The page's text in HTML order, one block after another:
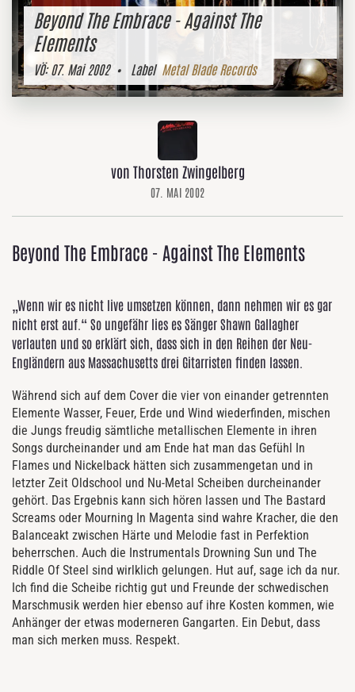
Beyond The Embrace - Against The
Elements
VÖ:07. Mai 2002• Label Metal Blade Records
von Thorsten Zwingelberg
07. MAI 2002
Beyond The Embrace - Against The Elements
„Wenn wir es nicht live umsetzen können, dann nehmen wir es gar
nicht erst auf.“ So ungefähr lies es Sänger Shawn Gallagher
verlauten und so erklärt sich, dass sich in den Reihen der Neu-
Engländern aus Massachusetts drei Gitarristen finden lassen.
Während sich auf dem Cover die vier von einander getrennten
Elemente Wasser, Feuer, Erde und Wind wiederfinden, mischen
die Jungs freudig sämtliche metallischen Elemente in ihren
Songs durcheinander und am Ende hat man das Gefühl In
Flames und Nickelback hätten sich zusammengetan und in
letzter Zeit Oldschool und Nu-Metal Scheiben durcheinander
gehört. Das Ergebnis kann sich hören lassen und The Bastard
Screams oder Mourning In Magenta sind wahre Kracher, die den
Balanceakt zwischen Härte und Melodie fast in Perfektion
beherrschen. Auch die Instrumentals Drowning Sun und The
Riddle Of Steel sind wirlklich gelungen. Hut auf, sage ich da nur.
Ich find die Scheibe richtig gut und Freunde der schwedischen
Marschmusik werden hier ebenso auf ihre Kosten kommen, wie
Anhänger der etwas moderneren Gangarten. Ein Debut, dass
man sich merken muss. Respekt.